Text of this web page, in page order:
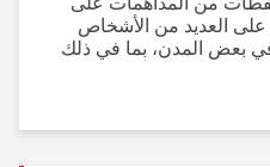
العديد من الأشخاص
بعض المدن، بما في ذلك